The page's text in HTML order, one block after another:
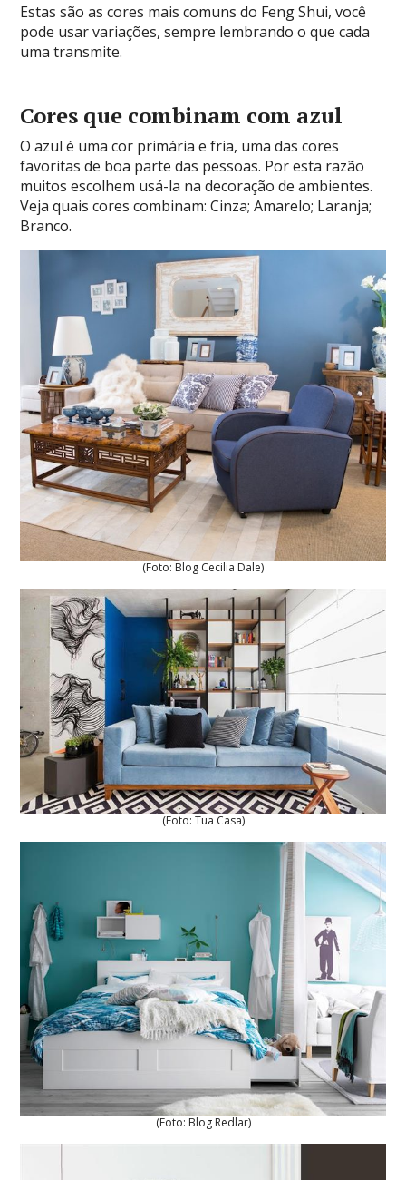
Estas são as cores mais comuns do Feng Shui, você
pode usar variações, sempre lembrando o que cada
uma transmite.
Cores que combinam com azul
O azul é uma cor primária e fria, uma das cores
favoritas de boa parte das pessoas. Por esta razão
muitos escolhem usá-la na decoração de ambientes.
Veja quais cores combinam: Cinza; Amarelo; Laranja;
Branco.
(Foto: Blog Cecilia Dale)
(Foto: Tua Casa)
(Foto: Blog Redlar)